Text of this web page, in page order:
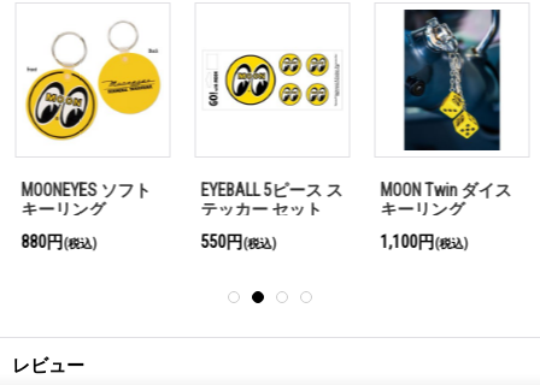
MOONEYES ソフト
キーリング
880円(税込)
EYEBALL 5ピース ス
テッカー セット
550円(税込)
MOON Twin ダイス
キーリング
1,100円(税込)
レビュー